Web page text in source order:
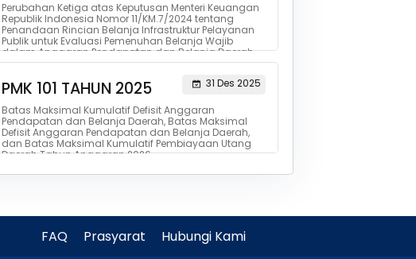
Perubahan Ketiga atas Keputusan Menteri Keuangan
Republik Indonesia Nomor 11/KM.7/2024 tentang
Penandaan Rincian Belanja Infrastruktur Pelayanan
Publik untuk Evaluasi Pemenuhan Belanja Wajib
dalam Anggaran Pendapatan dan Belanja Daerah
PMK 101 TAHUN 2025
31 Des 2025
Batas Maksimal Kumulatif Defisit Anggaran
Pendapatan dan Belanja Daerah, Batas Maksimal
Defisit Anggaran Pendapatan dan Belanja Daerah,
dan Batas Maksimal Kumulatif Pembiayaan Utang
Daerah Tahun Anggaran 2026
FAQ Prasyarat Hubungi Kami